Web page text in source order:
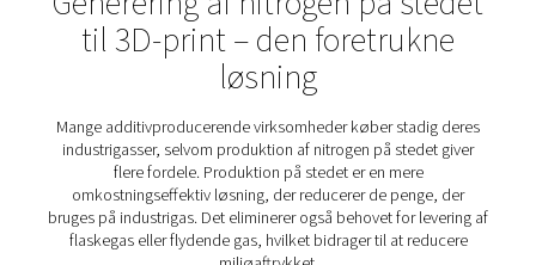
Pålidelighed : 3D-printopgaver kan tage dage at
Det betyder, at der altid skal være en pålidelig
nitrogen til rådighed.
Kompakt og støjsvag: Nitrogengeneratorer til
fremstilling installeres typisk på brugsstedet. På et
med folk, der arbejder tæt på, er en kompakt og
gasgenerator et must.